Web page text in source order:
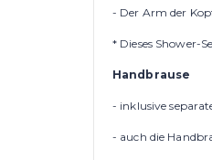
- Der Arm der
* Dieses Shower-
Handbrause
- inklusive
- auch die